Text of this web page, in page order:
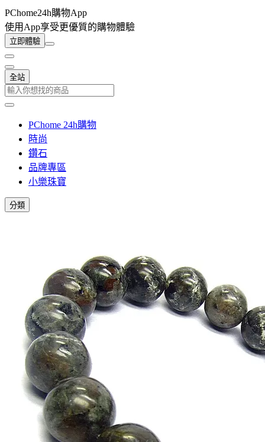
PChome24h購物App
使用App享受更優質的購物體驗
立即體驗
全站
PChome 24h購物
時尚
鑽石
品牌專區
小樂珠寶
分類